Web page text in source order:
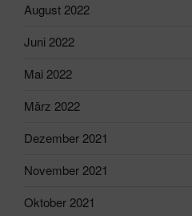
August 2022
Juni 2022
Mai 2022
März 2022
Dezember 2021
November 2021
Oktober 2021